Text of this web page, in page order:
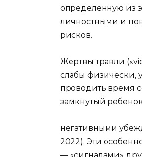
определенную из
личностными и
рисков.
Жертвы травли
слабы физически,
проводить время
замкнутый
негативными
2022). Эти
— «сигналами»